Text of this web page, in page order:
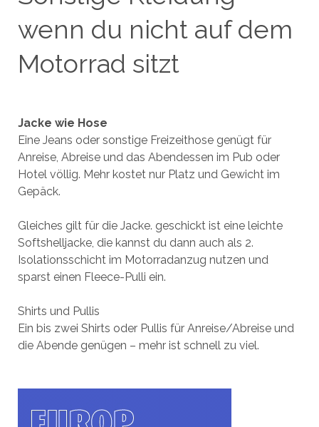
wenn du nicht auf dem
Motorrad sitzt
Jacke wie Hose
Eine Jeans oder sonstige Freizeithose genügt für
Anreise, Abreise und das Abendessen im Pub oder
Hotel völlig. Mehr kostet nur Platz und Gewicht im
Gepäck.
Gleiches gilt für die Jacke. geschickt ist eine leichte
Softshelljacke, die kannst du dann auch als 2.
Isolationsschicht im Motorradanzug nutzen und
sparst einen Fleece-Pulli ein.
Shirts und Pullis
Ein bis zwei Shirts oder Pullis für Anreise/Abreise und
die Abende genügen – mehr ist schnell zu viel.